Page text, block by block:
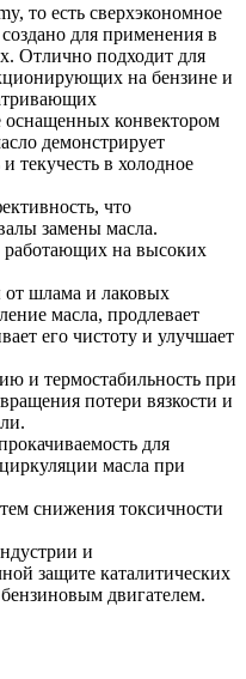
то есть сверхэкономное
для применения в
Отлично подходит для
на бензине и
оснащенных конвектором
демонстрирует
текучесть в холодное
что
замены масла.
работающих на высоких
шлама и лаковых
масла, продлевает
его чистоту и улучшает
и термостабильность при
потери вязкости и
для
масла при
снижения токсичности
и
защите каталитических
двигателем.